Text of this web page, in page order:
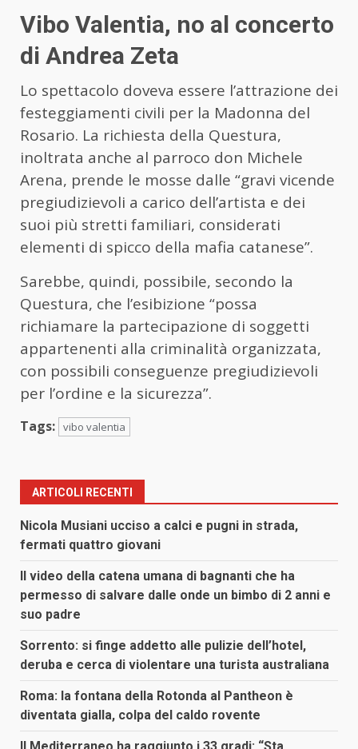
Vibo Valentia, no al concerto
di Andrea Zeta
Lo spettacolo doveva essere l’attrazione dei
festeggiamenti civili per la Madonna del
Rosario. La richiesta della Questura,
inoltrata anche al parroco don Michele
Arena, prende le mosse dalle “gravi vicende
pregiudizievoli a carico dell’artista e dei
suoi più stretti familiari, considerati
elementi di spicco della mafia catanese”.
Sarebbe, quindi, possibile, secondo la
Questura, che l’esibizione “possa
richiamare la partecipazione di soggetti
appartenenti alla criminalità organizzata,
con possibili conseguenze pregiudizievoli
per l’ordine e la sicurezza”.
Tags: vibo valentia
ARTICOLI RECENTI
Nicola Musiani ucciso a calci e pugni in strada,
fermati quattro giovani
Il video della catena umana di bagnanti che ha
permesso di salvare dalle onde un bimbo di 2 anni e
suo padre
Sorrento: si finge addetto alle pulizie dell’hotel,
deruba e cerca di violentare una turista australiana
Roma: la fontana della Rotonda al Pantheon è
diventata gialla, colpa del caldo rovente
Il Mediterraneo ha raggiunto i 33 gradi: “Sta